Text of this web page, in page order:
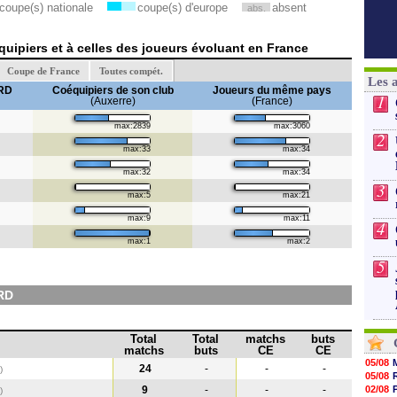
coupe(s) nationale coupe(s) d'europe abs. absent
et à celles des joueurs évoluant en France
Coupe de France Toutes compét.
Coéquipiers de son club
(Auxerre)
Joueurs du même pays
(France)
max:2839 max:3060
max:33 max:34
max:32 max:34
max:5 max:21
max:9 max:11
max:1 max:2
Total
matchs
Total
buts
matchs
CE
buts
CE
24 - -
-
) 9 - -
-
Les
1
2
3
4
5
05/08
05/08
02/08